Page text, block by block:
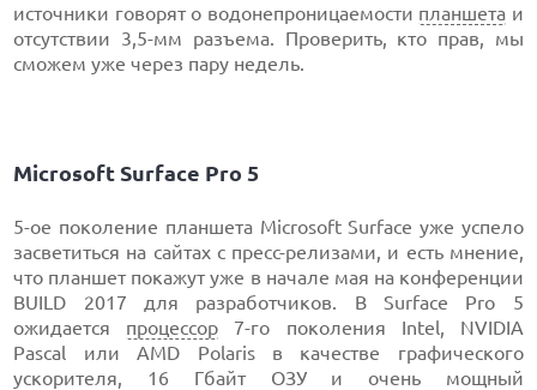
источники говорят о водонепроницаемости планшета и
отсутствии 3,5-мм разъема. Проверить, кто прав, мы
сможем уже через пару недель.
Microsoft Surface Pro 5
5-ое поколение планшета Microsoft Surface уже успело
засветиться на сайтах с пресс-релизами, и есть мнение,
что планшет покажут уже в начале мая на конференции
BUILD 2017 для разработчиков. В Surface Pro 5
ожидается процессор 7-го поколения Intel, NVIDIA
Pascal или AMD Polaris в качестве графического
ускорителя, 16 Гбайт ОЗУ и очень мощный